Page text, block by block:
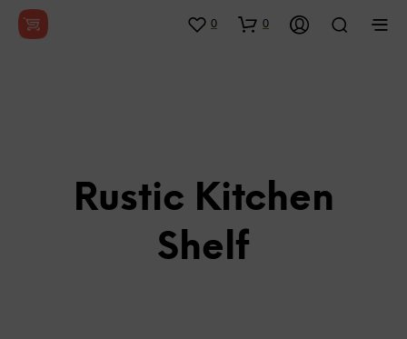
0 0
Rustic Kitchen
Shelf